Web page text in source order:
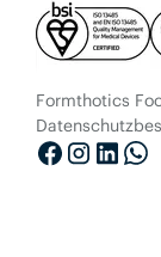
Formthotics